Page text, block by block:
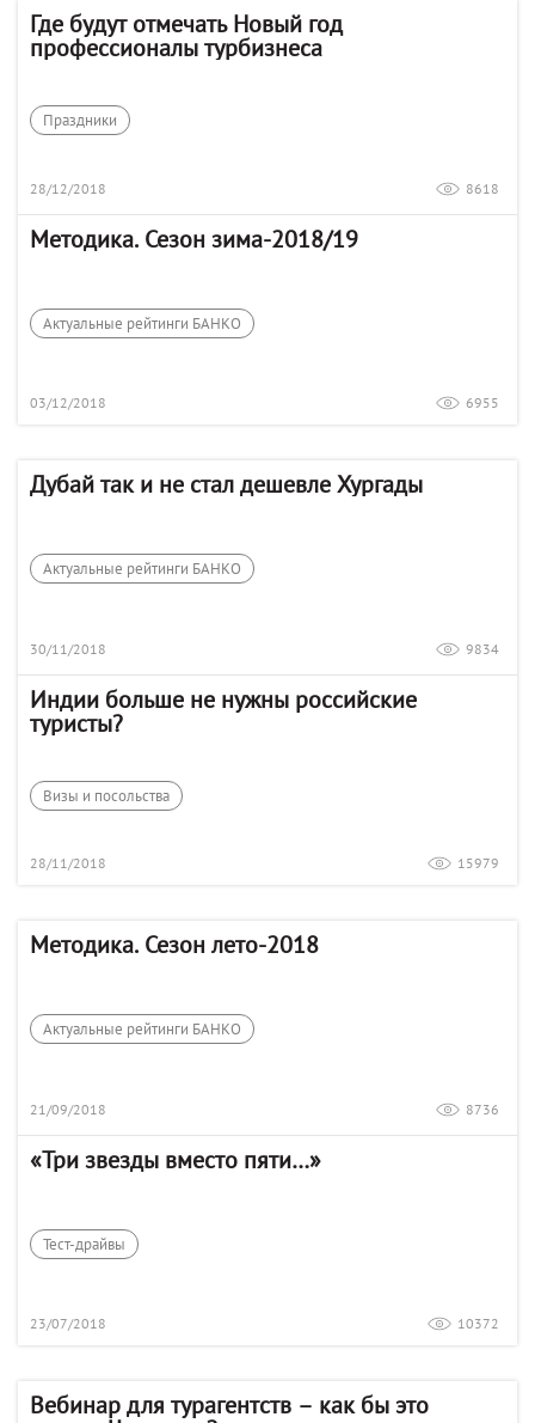
Где будут отмечать Новый год
профессионалы турбизнеса
Праздники
28/12/2018 8618
Методика. Сезон зима-2018/19
Актуальные рейтинги БАНКО
03/12/2018 6955
Дубай так и не стал дешевле Хургады
Актуальные рейтинги БАНКО
30/11/2018 9834
Индии больше не нужны российские
туристы?
Визы и посольства
28/11/2018 15979
Методика. Сезон лето-2018
Актуальные рейтинги БАНКО
21/09/2018 8736
«Три звезды вместо пяти…»
Тест-драйвы
23/07/2018 10372
Вебинар для турагентств – как бы это